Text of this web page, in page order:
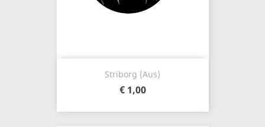
Striborg (Aus)
€ 1,00